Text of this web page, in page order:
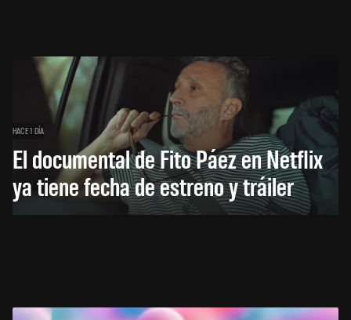
HACE 1 DÍA
El documental de Fito Páez en Netflix
ya tiene fecha de estreno y tráiler